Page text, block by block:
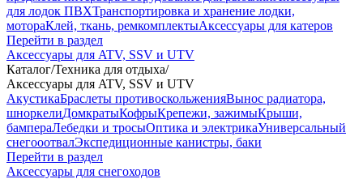
для лодок ПВХТранспортировка и хранение лодки,
мотораКлей, ткань, ремкомплектыАксессуары для катеров
Перейти в раздел
Аксессуары для ATV, SSV и UTV
Каталог/Техника для отдыха/
Аксессуары для ATV, SSV и UTV
АкустикаБраслеты противоскольженияВынос радиатора,
шноркелиДомкратыКофрыКрепежи, зажимыКрыши,
бампераЛебедки и тросыОптика и электрикаУниверсальный
снегооотвалЭкспедиционные канистры, баки
Перейти в раздел
Аксессуары для снегоходов